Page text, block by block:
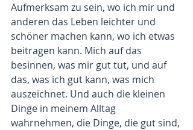
Aufmerksam zu sein, wo ich mir und
anderen das Leben leichter und
schöner machen kann, wo ich etwas
beitragen kann. Mich auf das
besinnen, was mir gut tut, und auf
das, was ich gut kann, was mich
auszeichnet. Und auch die kleinen
Dinge in meinem Alltag
wahrnehmen, die Dinge, die gut sind,